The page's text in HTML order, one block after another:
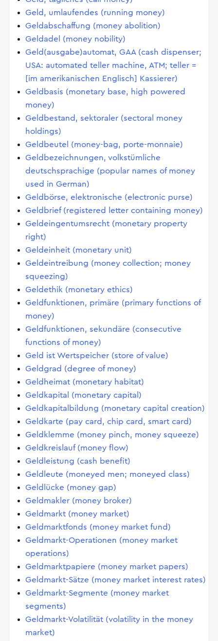
Geld, umlaufendes (running money)
Geldabschaffung (money abolition)
Geldadel (money nobility)
Geld(ausgabe)automat, GAA (cash dispenser;
USA: automated teller machine, ATM; teller =
[im amerikanischen Englisch] Kassierer)
Geldbasis (monetary base, high powered
money)
Geldbestand, sektoraler (sectoral money
holdings)
Geldbeutel (money-bag, porte-monnaie)
Geldbezeichnungen, volkstümliche
deutschsprachige (popular names of money
used in German)
Geldbörse, elektronische (electronic purse)
Geldbrief (registered letter containing money)
Geldeingentumsrecht (monetary property
right)
Geldeinheit (monetary unit)
Geldeintreibung (money collection; money
squeezing)
Geldethik (monetary ethics)
Geldfunktionen, primäre (primary functions of
money)
Geldfunktionen, sekundäre (consecutive
functions of money)
Geld ist Wertspeicher (store of value)
Geldgrad (degree of money)
Geldheimat (monetary habitat)
Geldkapital (monetary capital)
Geldkapitalbildung (monetary capital creation)
Geldkarte (pay card, chip card, smart card)
Geldklemme (money pinch, money squeeze)
Geldkreislauf (money flow)
Geldleistung (cash benefit)
Geldleute (moneyed men; moneyed class)
Geldlücke (money gap)
Geldmakler (money broker)
Geldmarkt (money market)
Geldmarktfonds (money market fund)
Geldmarkt-Operationen (money market
operations)
Geldmarktpapiere (money market papers)
Geldmarkt-Sätze (money market interest rates)
Geldmarkt-Segmente (money market
segments)
Geldmarkt-Volatilität (volatility in the money
market)